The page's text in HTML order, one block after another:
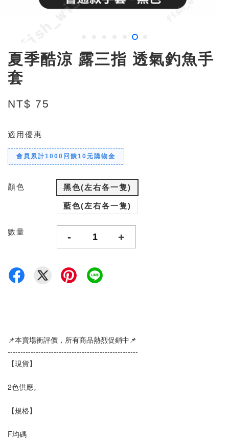
夏季酷涼 露三指 透氣釣魚手
套
NT$ 75
適用優惠
會員累計1000回饋10元購物金
顏色 黑色(左右各一隻)
藍色(左右各一隻)
數量 - +
📌本賣場衝評價，所有商品熱烈促銷中📌
---------------------------------------------------
【現貨】
2色供應。
【規格】
F均碼